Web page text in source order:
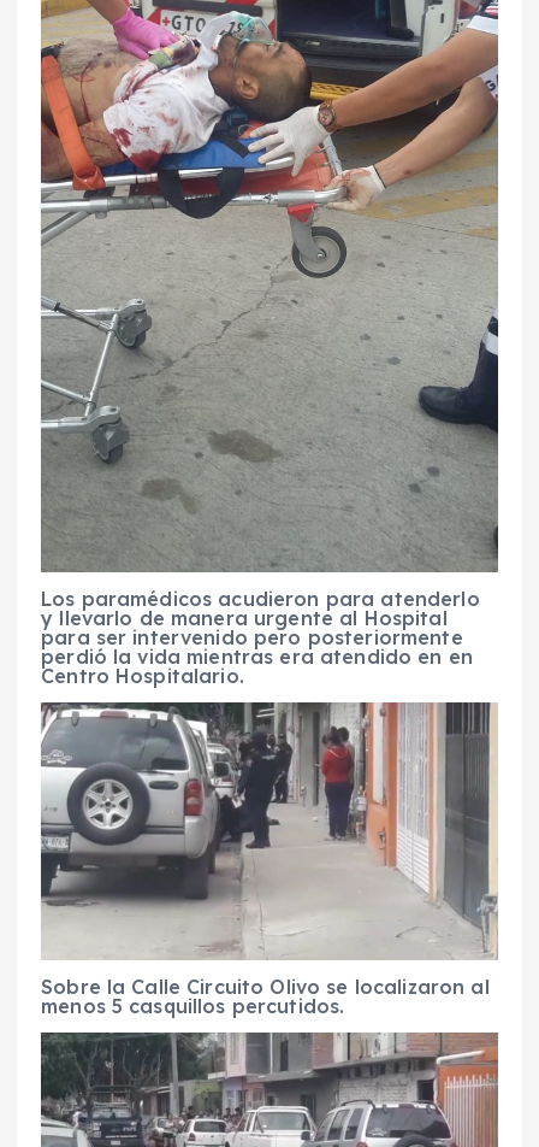
Los paramédicos acudieron para atenderlo
y llevarlo de manera urgente al Hospital
para ser intervenido pero posteriormente
perdió la vida mientras era atendido en en
Centro Hospitalario.
Sobre la Calle Circuito Olivo se localizaron al
menos 5 casquillos percutidos.